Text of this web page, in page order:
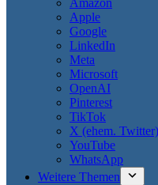
Amazon
Apple
Google
LinkedIn
Meta
Microsoft
OpenAI
Pinterest
TikTok
X (ehem. Twitter)
YouTube
WhatsApp
Weitere Themen